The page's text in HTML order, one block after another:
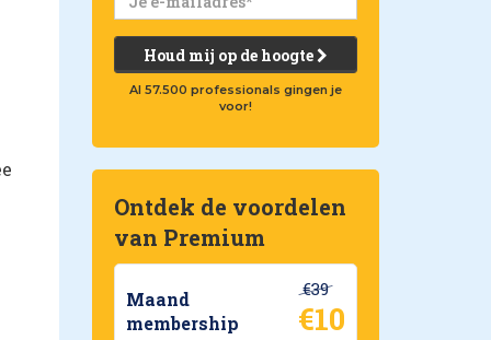
Houd mij op de hoogte
Al 57.500 professionals gingen je
voor!
Ontdek de voordelen
van Premium
Maand
membership
€39
€10